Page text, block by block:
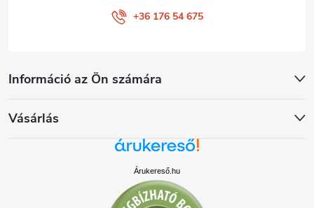
Információ az Ön számára
Vásárlás
+36 176 54 675
Árukereső.hu